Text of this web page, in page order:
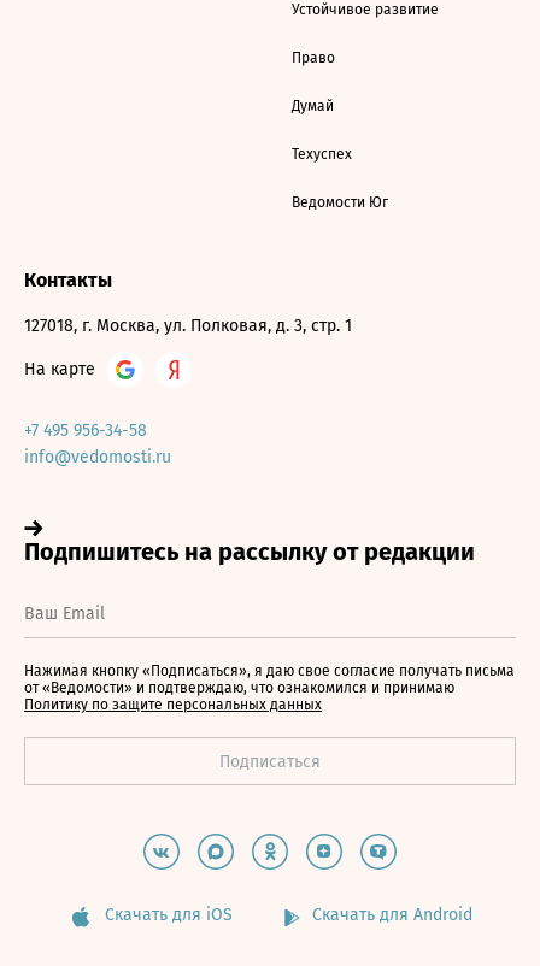
Устойчивое развитие
Право
Думай
Техуспех
Ведомости Юг
Контакты
127018, г. Москва, ул. Полковая, д. 3, стр. 1
На карте
+7 495 956-34-58
info@vedomosti.ru
Нажимая кнопку «Подписаться», я даю свое согласие получать письма
от «Ведомости» и подтверждаю, что ознакомился и принимаю
Политику по защите персональных данных
Скачать для iOS Скачать для Android